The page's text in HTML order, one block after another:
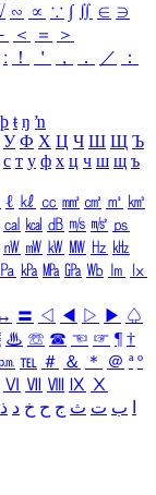
∽ ∝ ∵ ∫ ∬ ∈ ∋
＜ ＝
＞
ː ！ ＇ ， ． ／
：
þ ŧ ŋ ŉ
У Ф Х Ц Ч Ш Щ Ъ
с т у ф х ц ч ш щ ъ
ℓ ㎘ ㏄ ㎣ ㎤ ㎥ ㎦
㎈ ㎉ ㏈ ㎧ ㎨ ㎰
㎻ ㎽ ㎾ ㎿ ㎐ ㎑
㎩ ㎪ ㎫ ㎬ ㏝ ㏐
㏓
〓 ◁ ◀ ▷ ▶ ♤
♨ ☏ ☎ ☜ ☞ ¶ †
㏘ ℡ ＃ ＆ ＊ ＠ ª º
Ⅵ Ⅶ Ⅷ Ⅸ Ⅹ
ب ت ث ج ح خ د ذ